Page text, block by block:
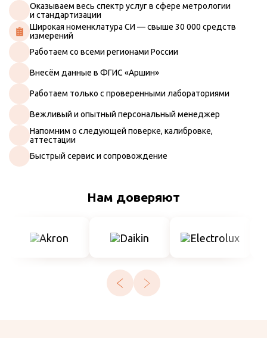
Оказываем весь спектр услуг в сфере метрологии
и стандартизации
Широкая номенклатура СИ — свыше 30 000 средств
измерений
Работаем со всеми регионами России
Внесём данные в ФГИС «Аршин»
Работаем только с проверенными лабораториями
Вежливый и опытный персональный менеджер
Напомним о следующей поверке, калибровке,
аттестации
Быстрый сервис и сопровождение
Нам доверяют